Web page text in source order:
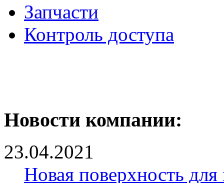
Запчасти
Контроль доступа
Новости компании:
23.04.2021
Новая поверхность